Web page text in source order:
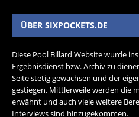
ÜBER SIXPOCKETS.DE
Diese Pool Billard Website wurde
Ergebnisdienst bzw. Archiv zu
Seite stetig gewachsen und der
gestiegen. Mittlerweile werden die
erwähnt und auch viele weitere
Interviews sind hinzugekommen.